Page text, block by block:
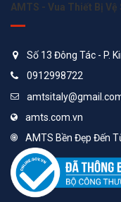
AMTS - Vua Thiết Bị Vệ
Số 13 Đông Tác - P.
0912998722
amts.com.vn
AMTS Bền Đẹp Đến